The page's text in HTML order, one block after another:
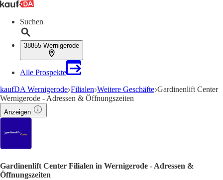
Suchen
38855 Wernigerode
Alle Prospekte
kaufDA Wernigerode Filialen Weitere Geschäfte Gardinenlift Center
Wernigerode - Adressen & Öffnungszeiten
Anzeigen
Gardinenlift Center Filialen in Wernigerode - Adressen &
Öffnungszeiten